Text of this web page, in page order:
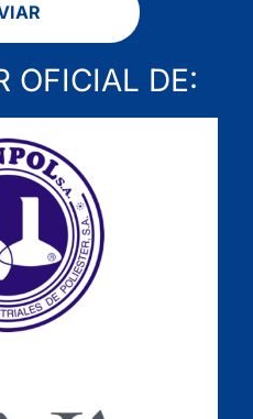
OFICIAL DE: